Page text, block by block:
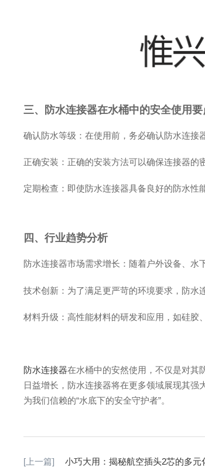
三、防水连接器在水桶中的安全使用要
确认防水等级：在使用前，务必确认防水连接
正确安装：正确的安装方法可以确保连接器的
定期检查：即使防水连接器具备良好的防水性
四、行业趋势分析
防水连接器市场需求增长：随着户外设备、水
技术创新：为了满足更严苛的环境要求，防水
材料升级：高性能材料的研发和应用，如硅胶
防水连接器在水桶中的安然使用，不仅是对其
日益增长，防水连接器将在更多领域展现其
为我们信赖的“水底下的安全守护者”。
[上一篇] 小巧大用：揭秘航空插头2芯的多元